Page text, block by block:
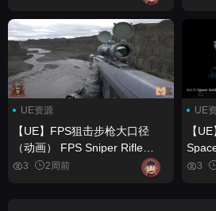
UE资源
【UE】FPS狙击步枪大口径
（动画） FPS Sniper Rifle
Large Calibre (Animations)
3 2周前
UE
【UE
3